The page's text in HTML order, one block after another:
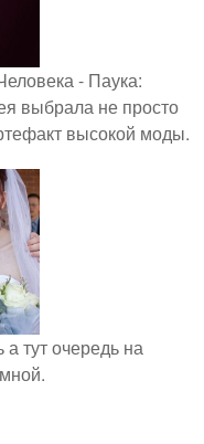
- Паука:
выбрала не просто
высокой моды.
тут очередь на